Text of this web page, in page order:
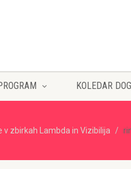
KOLEDAR
v zbirkah Lambda in Vizibilija